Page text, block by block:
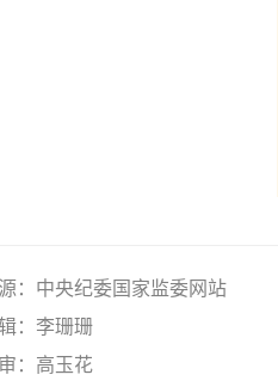
：中央纪委国家监委网站
：李珊珊
：高玉花